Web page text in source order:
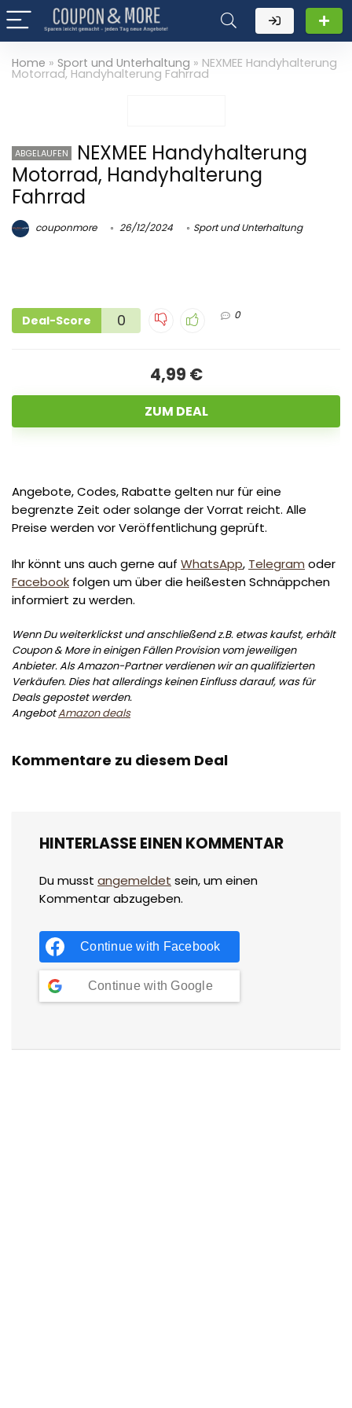
Home » Sport und Unterhaltung » NEXMEE Handyhalterung
Motorrad, Handyhalterung Fahrrad
ABGELAUFEN
NEXMEE Handyhalterung
Motorrad, Handyhalterung
Fahrrad
couponmore 26/12/2024 Sport und Unterhaltung
Deal-Score 0 0
4,99 €
ZUM DEAL
Angebote, Codes, Rabatte gelten nur für eine
begrenzte Zeit oder solange der Vorrat reicht. Alle
Preise werden vor Veröffentlichung geprüft.
Ihr könnt uns auch gerne auf WhatsApp, Telegram oder
Facebook folgen um über die heißesten Schnäppchen
informiert zu werden.
Wenn Du weiterklickst und anschließend z.B. etwas kaufst, erhält
Coupon & More in einigen Fällen Provision vom jeweiligen
Anbieter. Als Amazon-Partner verdienen wir an qualifizierten
Verkäufen. Dies hat allerdings keinen Einfluss darauf, was für
Deals gepostet werden.
AngebotAmazon deals
Kommentare zu diesem Deal
HINTERLASSE EINEN KOMMENTAR
Du musst angemeldet sein, um einen
Kommentar abzugeben.
Continue with Facebook
Continue with Google